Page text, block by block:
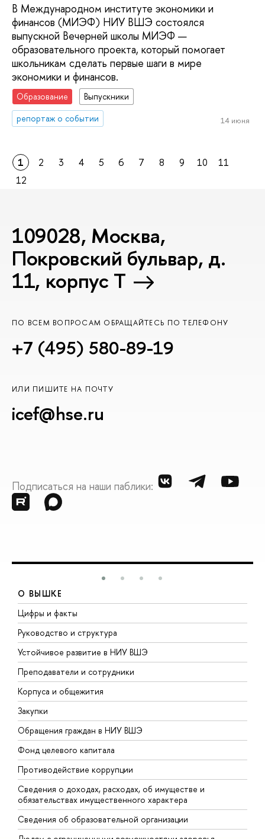
В Международном институте экономики и
финансов (МИЭФ) НИУ ВШЭ состоялся
выпускной Вечерней школы МИЭФ —
образовательного проекта, который помогает
школьникам сделать первые шаги в мире
экономики и финансов.
Образование
Выпускники
репортаж о событии
14 июня
1 2 3 4 5 6 7 8 9 10
11
12
109028, Москва,
Покровский бульвар, д.
11, корпус T
ПО ВСЕМ ВОПРОСАМ ОБРАЩАЙТЕСЬ ПО ТЕЛЕФОНУ
+7 (495) 580-89-19
ИЛИ ПИШИТЕ НА ПОЧТУ
icef@hse.ru
Подписаться на наши паблики:
О ВЫШКЕ
Цифры и факты
Руководство и структура
Устойчивое развитие в НИУ ВШЭ
Преподаватели и сотрудники
Корпуса и общежития
Закупки
Обращения граждан в НИУ ВШЭ
Фонд целевого капитала
Противодействие коррупции
Сведения о доходах, расходах, об имуществе и
обязательствах имущественного характера
Сведения об образовательной организации